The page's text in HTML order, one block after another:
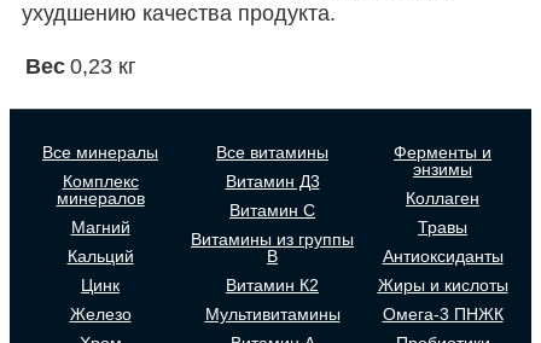
ухудшению качества продукта.
Вес 0,23 кг
Все минералы
Комплекс
минералов
Магний
Кальций
Цинк
Железо
Все витамины
Витамин Д3
Витамин С
Витамины из группы
В
Витамин К2
Мультивитамины
Ферменты и
энзимы
Коллаген
Травы
Антиоксиданты
Жиры и кислоты
Омега-3 ПНЖК